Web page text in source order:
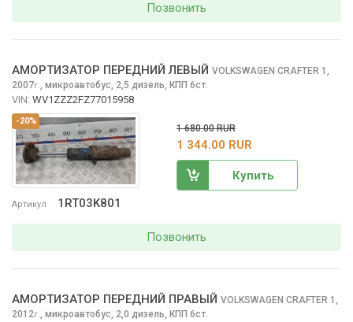
Позвонить
-20%
Артикул 1RT03K801
АМОРТИЗАТОР ПЕРЕДНИЙ ЛЕВЫЙ VOLKSWAGEN CRAFTER 1,
2007г., микроавтобус, 2,5 дизель, КПП 6ст.
VIN: WV1ZZZ2FZ77015958
1 680.00 RUR
1 344.00 RUR
Купить
Позвонить
АМОРТИЗАТОР ПЕРЕДНИЙ ПРАВЫЙ VOLKSWAGEN CRAFTER 1,
2012г., микроавтобус, 2,0 дизель, КПП 6ст.